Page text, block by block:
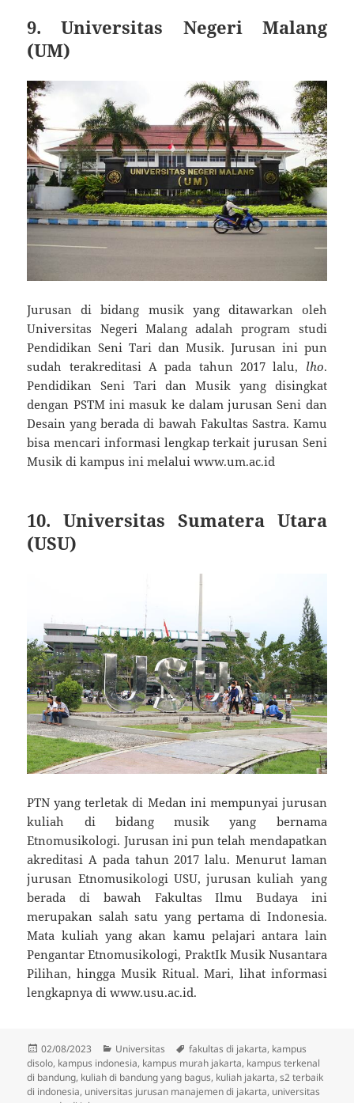
9. Universitas Negeri Malang
(UM)
Jurusan di bidang musik yang ditawarkan oleh
Universitas Negeri Malang adalah program studi
Pendidikan Seni Tari dan Musik. Jurusan ini pun
sudah terakreditasi A pada tahun 2017 lalu, lho.
Pendidikan Seni Tari dan Musik yang disingkat
dengan PSTM ini masuk ke dalam jurusan Seni dan
Desain yang berada di bawah Fakultas Sastra. Kamu
bisa mencari informasi lengkap terkait jurusan Seni
Musik di kampus ini melalui www.um.ac.id
10. Universitas Sumatera Utara
(USU)
PTN yang terletak di Medan ini mempunyai jurusan
kuliah di bidang musik yang bernama
Etnomusikologi. Jurusan ini pun telah mendapatkan
akreditasi A pada tahun 2017 lalu. Menurut laman
jurusan Etnomusikologi USU, jurusan kuliah yang
berada di bawah Fakultas Ilmu Budaya ini
merupakan salah satu yang pertama di Indonesia.
Mata kuliah yang akan kamu pelajari antara lain
Pengantar Etnomusikologi, PraktIk Musik Nusantara
Pilihan, hingga Musik Ritual. Mari, lihat informasi
lengkapnya di www.usu.ac.id.
Posted
on
02/08/2023 Categories
Universitas Tags
fakultas di jakarta, kampus
disolo, kampus indonesia, kampus murah jakarta, kampus terkenal
di bandung, kuliah di bandung yang bagus, kuliah jakarta,s2 terbaik
di indonesia, universitas jurusan manajemen di jakarta, universitas